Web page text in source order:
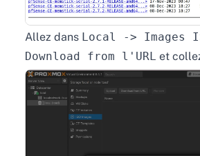
Allez dans Local -> Images
Download from l'URL et